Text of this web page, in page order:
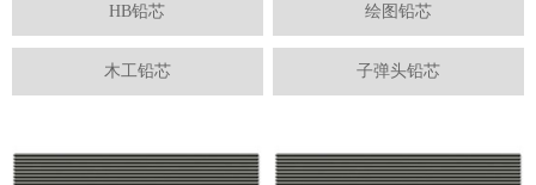
HB铅芯 绘图铅芯
木工铅芯 子弹头铅芯